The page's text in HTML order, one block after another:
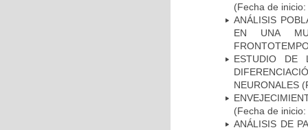
(Fecha de
ANÁLISIS
EN UNA
ESTUDIO DE
NEURONALES
(Fecha de
ANÁLISIS DE